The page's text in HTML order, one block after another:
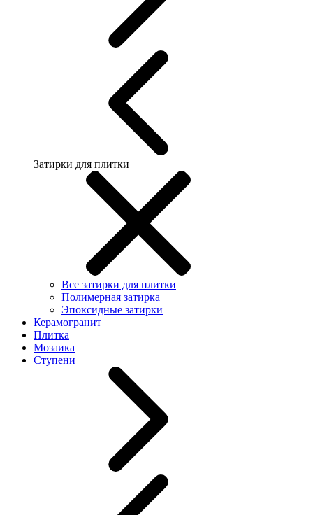
Затирки для плитки
Все затирки для плитки
Полимерная затирка
Эпоксидные затирки
Керамогранит
Плитка
Мозаика
Ступени